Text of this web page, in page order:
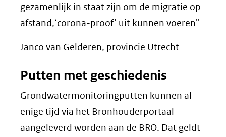
gezamenlijk in staat zijn om de migratie op
afstand,‘corona-proof’ uit kunnen voeren"
Janco van Gelderen, provincie Utrecht
Putten met geschiedenis
Grondwatermonitoringputten kunnen al
enige tijd via het Bronhouderportaal
aangeleverd worden aan de BRO. Dat geldt